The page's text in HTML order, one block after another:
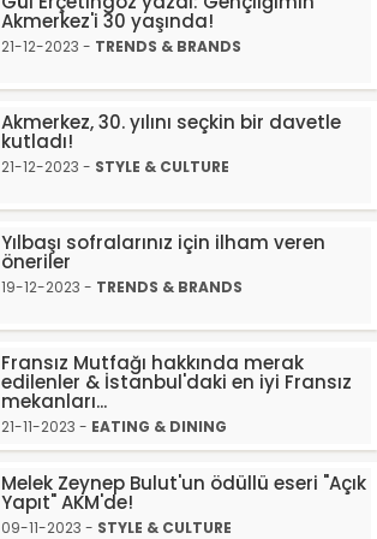
Akmerkez'i 30 yaşında!
21-12-2023 - TRENDS & BRANDS
Akmerkez, 30. yılını seçkin bir davetle
kutladı!
21-12-2023 - STYLE & CULTURE
Yılbaşı sofralarınız için ilham veren
öneriler
19-12-2023 - TRENDS & BRANDS
Fransız Mutfağı hakkında merak
edilenler & İstanbul'daki en iyi Fransız
mekanları...
21-11-2023 - EATING & DINING
Melek Zeynep Bulut'un ödüllü eseri "Açık
Yapıt" AKM'de!
09-11-2023 - STYLE & CULTURE